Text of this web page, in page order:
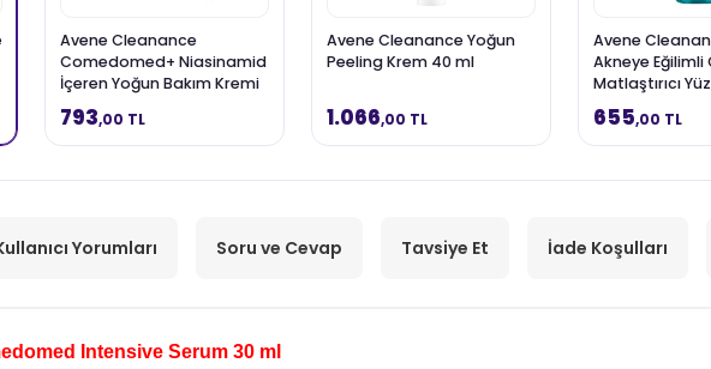
Avene Cleanance
Comedomed+ Niasinamid
İçeren Yoğun Bakım Kremi
30 ml
793,00 TL
Avene Cleanance Yoğun
Peeling Krem 40 ml
1.066,00 TL
Avene
Akneye
Matlaştırıcı
Jeli 400 ml
655,00 TL
Yorumları Soru ve Cevap Tavsiye Et İade Koşulları
Intensive Serum 30 ml